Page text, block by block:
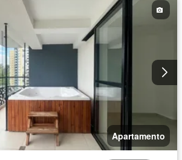
Apartamento